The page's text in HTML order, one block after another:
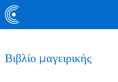
Βιβλίο μαγειρικής